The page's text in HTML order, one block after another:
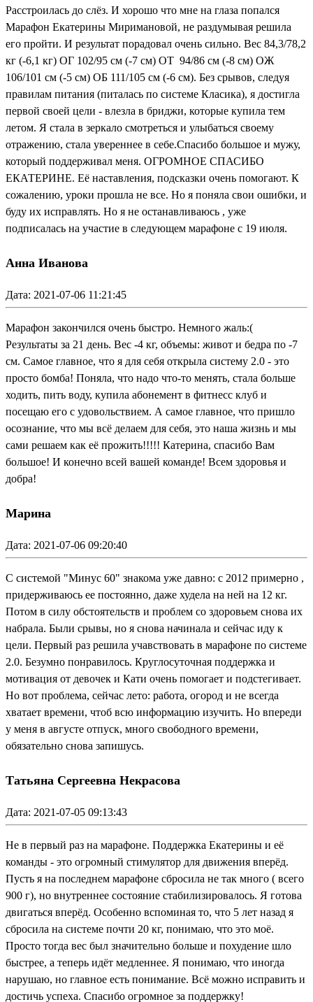
Расстроилась до слёз. И хорошо что мне на глаза попался
Марафон Екатерины Миримановой, не раздумывая решила
его пройти. И результат порадовал очень сильно. Вес 84,3/78,2
кг (-6,1 кг) ОГ 102/95 см (-7 см) ОТ 94/86 см (-8 см) ОЖ
106/101 см (-5 см) ОБ 111/105 см (-6 см). Без срывов, следуя
правилам питания (питалась по системе Класика), я достигла
первой своей цели - влезла в бриджи, которые купила тем
летом. Я стала в зеркало смотреться и улыбаться своему
отражению, стала увереннее в себе.Спасибо большое и мужу,
который поддерживал меня. ОГРОМНОЕ СПАСИБО
ЕКАТЕРИНЕ. Её наставления, подсказки очень помогают. К
сожалению, уроки прошла не все. Но я поняла свои ошибки, и
буду их исправлять. Но я не останавливаюсь , уже
подписалась на участие в следующем марафоне с 19 июля.
Анна Иванова
Дата: 2021-07-06 11:21:45
Марафон закончился очень быстро. Немного жаль:(
Результаты за 21 день. Вес -4 кг, объемы: живот и бедра по -7
см. Самое главное, что я для себя открыла систему 2.0 - это
просто бомба! Поняла, что надо что-то менять, стала больше
ходить, пить воду, купила абонемент в фитнесс клуб и
посещаю его с удовольствием. А самое главное, что пришло
осознание, что мы всё делаем для себя, это наша жизнь и мы
сами решаем как её прожить!!!!! Катерина, спасибо Вам
большое! И конечно всей вашей команде! Всем здоровья и
добра!
Марина
Дата: 2021-07-06 09:20:40
С системой "Минус 60" знакома уже давно: с 2012 примерно ,
придерживаюсь ее постоянно, даже худела на ней на 12 кг.
Потом в силу обстоятельств и проблем со здоровьем снова их
набрала. Были срывы, но я снова начинала и сейчас иду к
цели. Первый раз решила учавствовать в марафоне по системе
2.0. Безумно понравилось. Круглосуточная поддержка и
мотивация от девочек и Кати очень помогает и подстегивает.
Но вот проблема, сейчас лето: работа, огород и не всегда
хватает времени, чтоб всю информацию изучить. Но впереди
у меня в августе отпуск, много свободного времени,
обязательно снова запишусь.
Татьяна Сергеевна Некрасова
Дата: 2021-07-05 09:13:43
Не в первый раз на марафоне. Поддержка Екатерины и её
команды - это огромный стимулятор для движения вперёд.
Пусть я на последнем марафоне сбросила не так много ( всего
900 г), но внутреннее состояние стабилизировалось. Я готова
двигаться вперёд. Особенно вспоминая то, что 5 лет назад я
сбросила на системе почти 20 кг, понимаю, что это моё.
Просто тогда вес был значительно больше и похудение шло
быстрее, а теперь идёт медленнее. Я понимаю, что иногда
нарушаю, но главное есть понимание. Всё можно исправить и
достичь успеха. Спасибо огромное за поддержку!